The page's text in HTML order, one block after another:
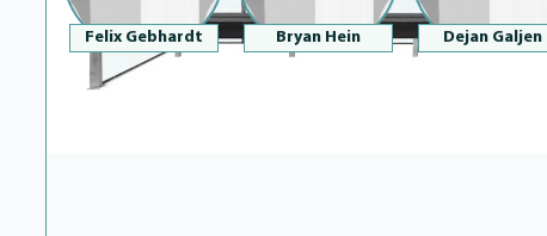
Felix Gebhardt Bryan Hein Dejan Galjen